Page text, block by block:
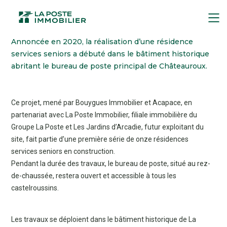
principal
MENU
Annoncée en 2020, la réalisation d’une résidence
services seniors a débuté dans le bâtiment historique
abritant le bureau de poste principal de Châteauroux.
Ce projet, mené par Bouygues Immobilier et Acapace, en
partenariat avec La Poste Immobilier, filiale immobilière du
Groupe La Poste et Les Jardins d’Arcadie, futur exploitant du
site, fait partie d’une première série de onze résidences
services seniors en construction.
Pendant la durée des travaux, le bureau de poste, situé au rez-
de-chaussée, restera ouvert et accessible à tous les
castelroussins.
Les travaux se déploient dans le bâtiment historique de La